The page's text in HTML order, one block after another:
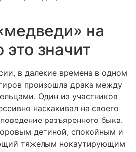
на
значит
в далекие времена в одном
произошла драка между
Один из участников
наскакивал на своего
разъяренного быка.
детиной, спокойным и
тяжелым нокаутирующим